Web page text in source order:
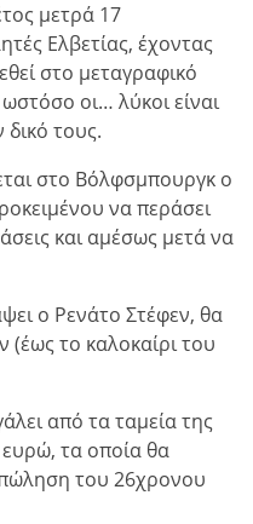
μετρά 17
Ελβετίας, έχοντας
στο μεταγραφικό
οι… λύκοι είναι
τους.
στο Βόλφσμπουργκ ο
να περάσει
και αμέσως μετά να
ο Ρενάτο Στέφεν, θα
(έως το καλοκαίρι του
από τα ταμεία της
τα οποία θα
πώληση του 26χρονου